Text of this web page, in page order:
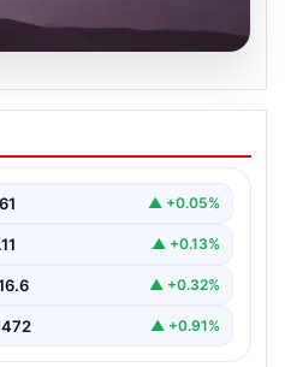
sahaya
hayatını
▲ +0.05%
▲ +0.13%
▲ +0.32%
▲ +0.91%